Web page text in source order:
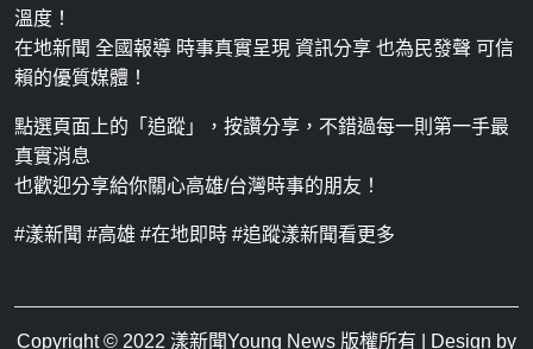
溫度！
在地新聞 全國報導 時事真實呈現 資訊分享 也為民發聲 可信
賴的優質媒體！
點選頁面上的「追蹤」，按讚分享，不錯過每一則第一手最
真實消息
也歡迎分享給你關心高雄/台灣時事的朋友！
#漾新聞 #高雄 #在地即時 #追蹤漾新聞看更多
Copyright © 2022 漾新聞Young News 版權所有 | Design by